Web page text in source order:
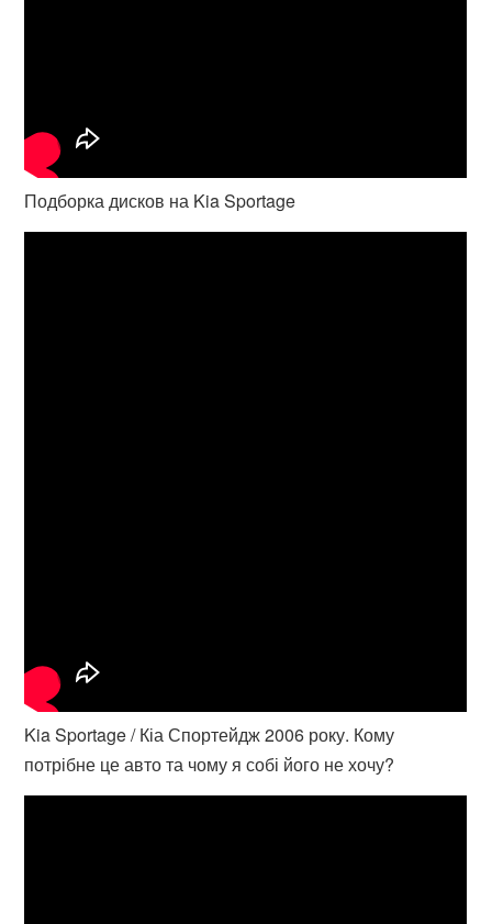
Подборка дисков на Kia Sportage
Kia Sportage / Кіа Спортейдж 2006 року. Кому
потрібне це авто та чому я собі його не хочу?